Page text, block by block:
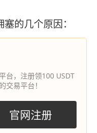
的几个原因：
台，注册领100 USDT
交易平台！
官网注册